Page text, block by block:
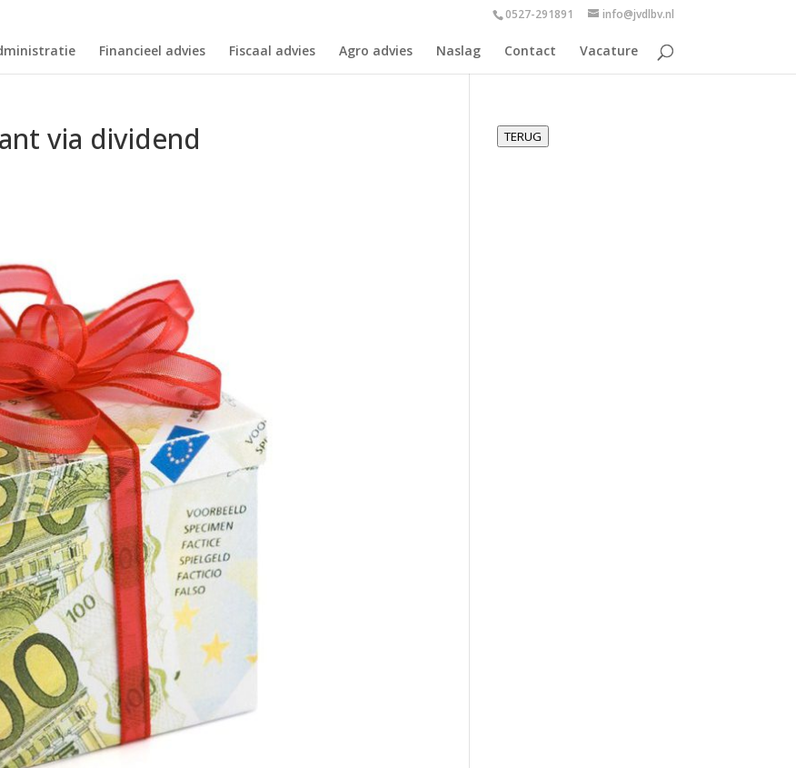
0527-291891 info@jvdlbv.nl
Financieel advies Fiscaal advies Agro advies Naslag Contact Vacature
via dividend TERUG